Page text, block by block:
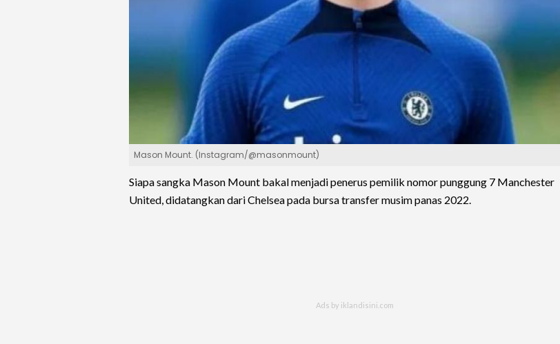
Mason Mount. (Instagram/@masonmount)
Siapa sangka Mason Mount bakal menjadi penerus pemilik nomor punggung 7 Manchester
United, didatangkan dari Chelsea pada bursa transfer musim panas 2022.